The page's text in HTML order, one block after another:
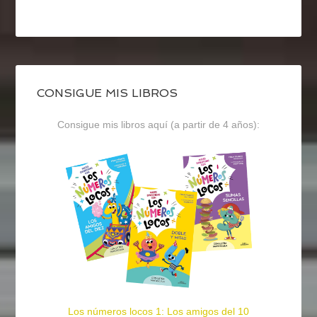
CONSIGUE MIS LIBROS
Consigue mis libros aquí (a partir de 4 años):
Los números locos 1: Los amigos del 10